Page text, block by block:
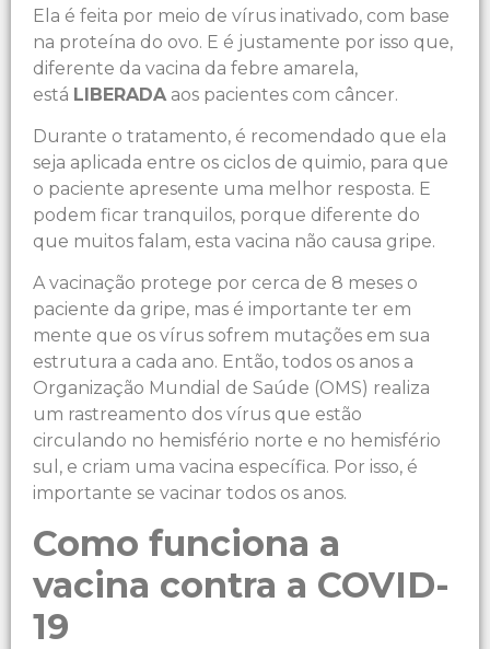
Ela é feita por meio de vírus inativado, com base
na proteína do ovo. E é justamente por isso que,
diferente da vacina da febre amarela,
está LIBERADA aos pacientes com câncer.
Durante o tratamento, é recomendado que ela
seja aplicada entre os ciclos de quimio, para que
o paciente apresente uma melhor resposta. E
podem ficar tranquilos, porque diferente do
que muitos falam, esta vacina não causa gripe.
A vacinação protege por cerca de 8 meses o
paciente da gripe, mas é importante ter em
mente que os vírus sofrem mutações em sua
estrutura a cada ano. Então, todos os anos a
Organização Mundial de Saúde (OMS) realiza
um rastreamento dos vírus que estão
circulando no hemisfério norte e no hemisfério
sul, e criam uma vacina específica. Por isso, é
importante se vacinar todos os anos.
Como funciona a
vacina contra a COVID-
19